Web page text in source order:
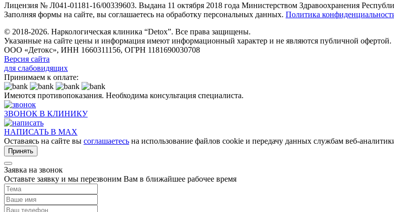
Лицензия № Л041-01181-16/00339603. Выдана 11 октября 2018 года Министерством Здравоохранения
Заполняя формы на сайте, вы соглашаетесь на обработку персональных данных. Политика
© 2018-2026. Наркологическая клиника “Detox”. Все права защищены.
Указанные на сайте цены и информация имеют информационный характер и не являются публичной офертой.
ООО «Детокс», ИНН 1660311156, ОГРН 1181690030708
Версия сайта
для слабовидящих
Принимаем к оплате:
Имеются противопоказания. Необходима консультация специалиста.
ЗВОНОК В КЛИНИКУ
НАПИСАТЬ В MAX
Оставаясь на сайте вы соглашаетесь на использование файлов cookie и передачу данных службам веб-
Принять
Заявка на звонок
Оставьте заявку и мы перезвоним Вам в ближайшее рабочее время